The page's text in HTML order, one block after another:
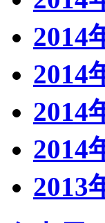
2014
2014
2014
2014
2013